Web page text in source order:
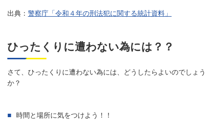
出典： 警察庁「令和４年の刑法犯に関する統計資料」
ひったくりに遭わない為には？？
さて、ひったくりに遭わない為には、どうしたらよいのでしょう
か？
時間と場所に気をつけよう！！